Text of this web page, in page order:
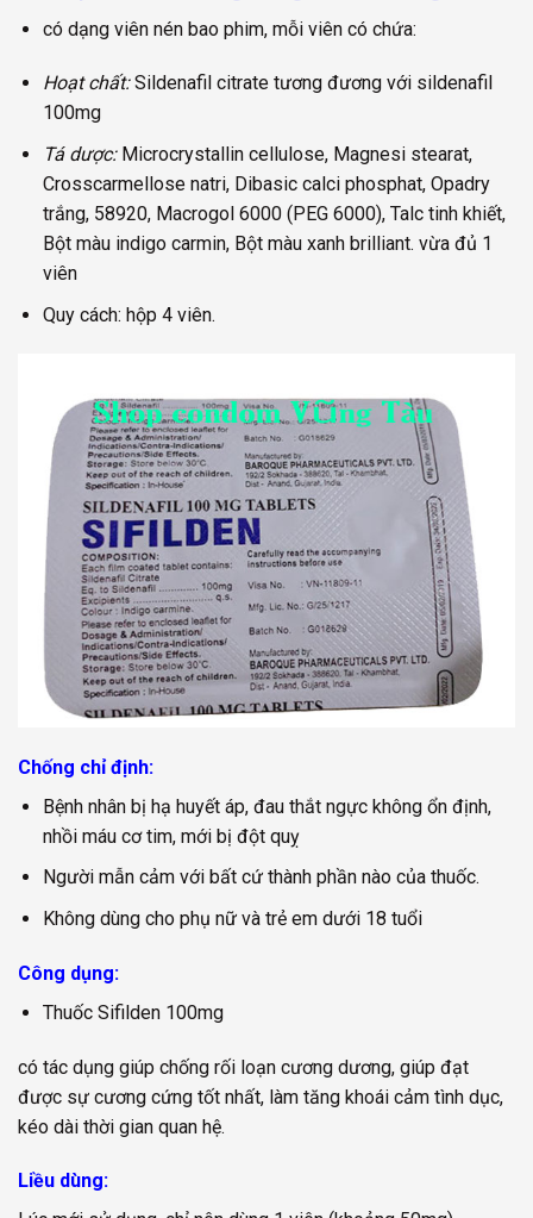
có dạng viên nén bao phim, mỗi viên có chứa:
Hoạt chất:Sildenafil citrate tương đương với sildenafil
100mg
Tá dược:Microcrystallin cellulose, Magnesi stearat,
Crosscarmellose natri, Dibasic calci phosphat, Opadry
trắng, 58920, Macrogol 6000 (PEG 6000), Talc tinh khiết,
Bột màu indigo carmin, Bột màu xanh brilliant. vừa đủ 1
viên
Quy cách: hộp 4 viên.
Chống chỉ định:
Bệnh nhân bị hạ huyết áp, đau thắt ngực không ổn định,
nhồi máu cơ tim, mới bị đột quỵ
Người mẫn cảm với bất cứ thành phần nào của thuốc.
Không dùng cho phụ nữ và trẻ em dưới 18 tuổi
Công dụng:
Thuốc Sifilden 100mg
có tác dụng giúp chống rối loạn cương dương, giúp đạt
được sự cương cứng tốt nhất, làm tăng khoái cảm tình dục,
kéo dài thời gian quan hệ.
Liều dùng: